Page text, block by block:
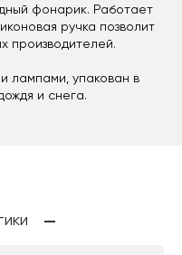
фонарик. Работает
ручка позволит
производителей.
лампами, упакован в
и снега.